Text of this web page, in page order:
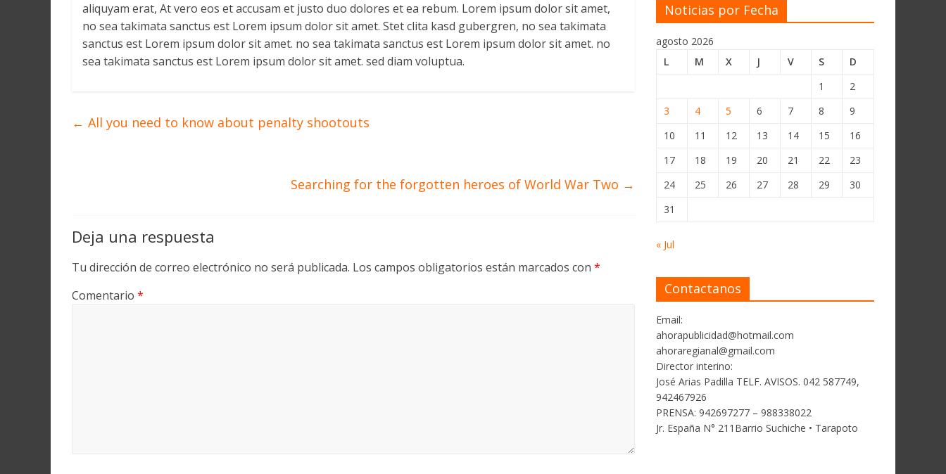
aliquyam erat, At vero eos et accusam et justo duo dolores et ea rebum. Lorem ipsum dolor sit amet,
no sea takimata sanctus est Lorem ipsum dolor sit amet. Stet clita kasd gubergren, no sea takimata
sanctus est Lorem ipsum dolor sit amet. no sea takimata sanctus est Lorem ipsum dolor sit amet. no
sea takimata sanctus est Lorem ipsum dolor sit amet. sed diam voluptua.
← All you need to know about penalty shootouts
Searching for the forgotten heroes of World War Two →
Deja una respuesta
Tu dirección de correo electrónico no será publicada. Los campos obligatorios están marcados con *
Comentario *
Noticias por Fecha
agosto 2026
L
M X J V S
D
1
2
3
4 5 6 7 8
9
10
11 12 13 14 15
16
17
18 19 20 21 22
23
24
25 26 27 28 29
30
31
« Jul
Contactanos
Email:
ahorapublicidad@hotmail.com
ahoraregianal@gmail.com
Director interino:
José Arias Padilla TELF. AVISOS. 042 587749,
942467926
PRENSA: 942697277 – 988338022
Jr. España N° 211Barrio Suchiche • Tarapoto